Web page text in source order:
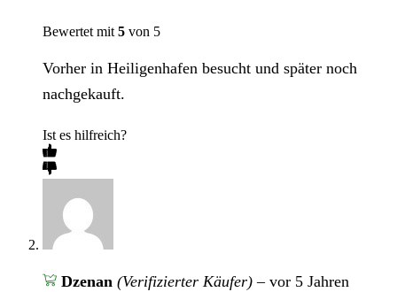
Bewertet mit 5 von 5
Vorher in Heiligenhafen besucht und später noch
nachgekauft.
Ist es hilfreich?
Dzenan (Verifizierter Käufer) – vor 5 Jahren